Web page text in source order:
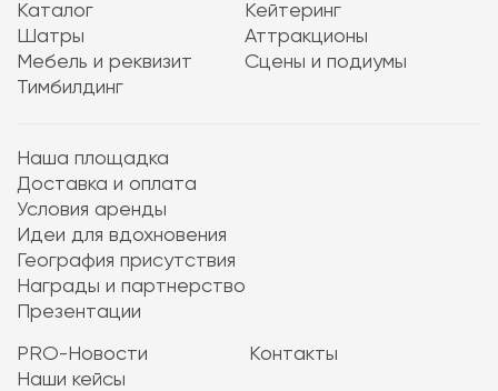
Каталог
Кейтеринг
Шатры
Аттракционы
Мебель и реквизит
Сцены и подиумы
Тимбилдинг
Наша площадка
Доставка и оплата
Условия аренды
Идеи для вдохновения
География присутствия
Награды и партнерство
Презентации
PRO-Новости
Наши кейсы
Контакты